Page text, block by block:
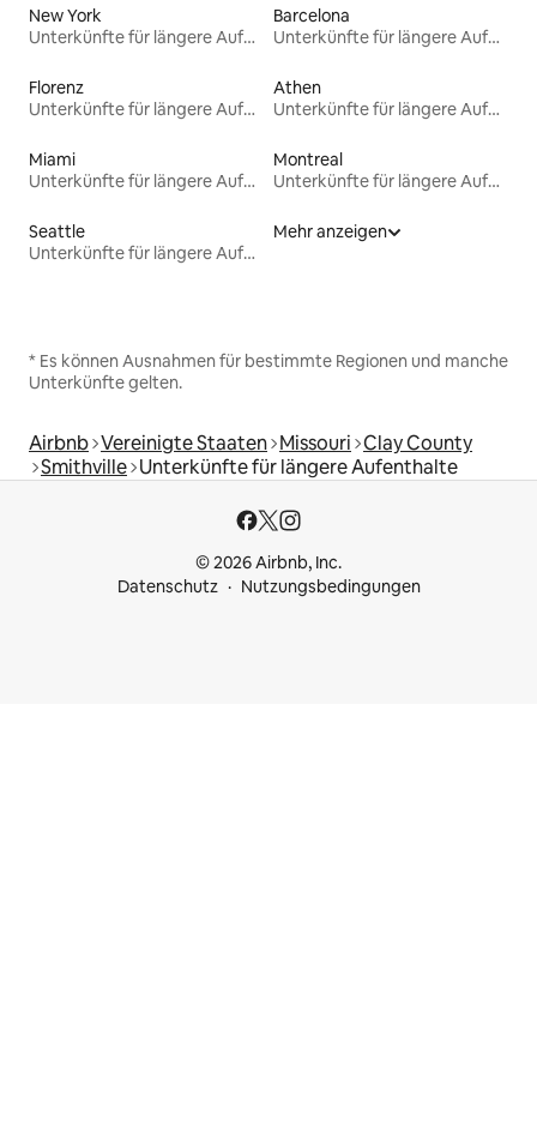
New York
Unterkünfte für längere Aufenthalte
Barcelona
Unterkünfte für längere Aufenthalte
Florenz
Unterkünfte für längere Aufenthalte
Athen
Unterkünfte für längere Aufenthalte
Miami
Unterkünfte für längere Aufenthalte
Montreal
Unterkünfte für längere Aufenthalte
Seattle
Unterkünfte für längere Aufenthalte
Mehr anzeigen
* Es können Ausnahmen für bestimmte Regionen und manche
Unterkünfte gelten.
Airbnb Vereinigte Staaten Missouri Clay County
Smithville Unterkünfte für längere Aufenthalte
© 2026 Airbnb, Inc.
Datenschutz
Nutzungsbedingungen